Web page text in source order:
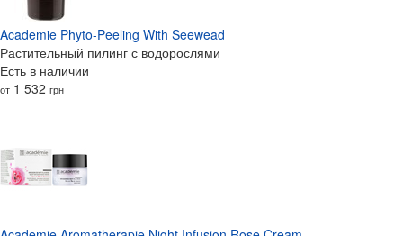
Academie Phyto-Peeling With Seewead
Растительный пилинг с водорослями
Есть в наличии
от 1 532 грн